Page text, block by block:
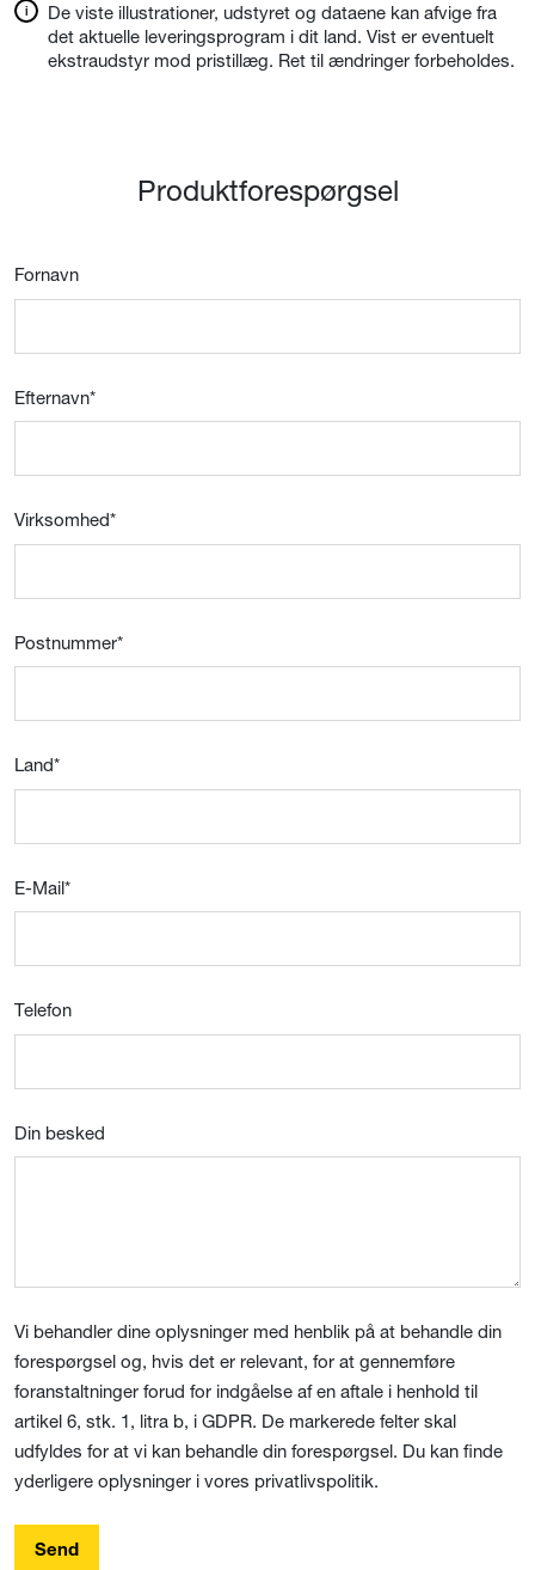
De viste illustrationer, udstyret og dataene kan afvige fra
det aktuelle leveringsprogram i dit land. Vist er eventuelt
ekstraudstyr mod pristillæg. Ret til ændringer forbeholdes.
Produktforespørgsel
Fornavn
Efternavn*
Virksomhed*
Postnummer*
Land*
E-Mail*
Telefon
Din besked
Vi behandler dine oplysninger med henblik på at behandle din
forespørgsel og, hvis det er relevant, for at gennemføre
foranstaltninger forud for indgåelse af en aftale i henhold til
artikel 6, stk. 1, litra b, i GDPR. De markerede felter skal
udfyldes for at vi kan behandle din forespørgsel. Du kan finde
yderligere oplysninger i vores privatlivspolitik.
Send